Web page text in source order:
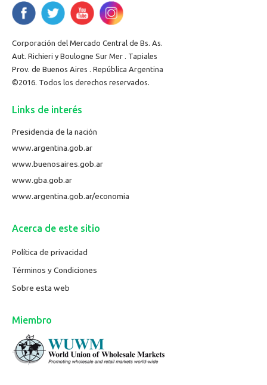
Corporación del Mercado Central de Bs. As.
Aut. Richieri y Boulogne Sur Mer . Tapiales
Prov. de Buenos Aires . República Argentina
©2016. Todos los derechos reservados.
Links de interés
Presidencia de la nación
www.argentina.gob.ar
www.buenosaires.gob.ar
www.gba.gob.ar
www.argentina.gob.ar/economia
Acerca de este sitio
Política de privacidad
Términos y Condiciones
Sobre esta web
Miembro